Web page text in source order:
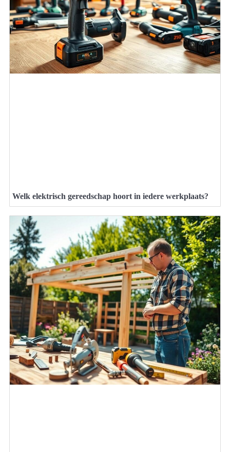
Welk elektrisch gereedschap hoort in iedere werkplaats?